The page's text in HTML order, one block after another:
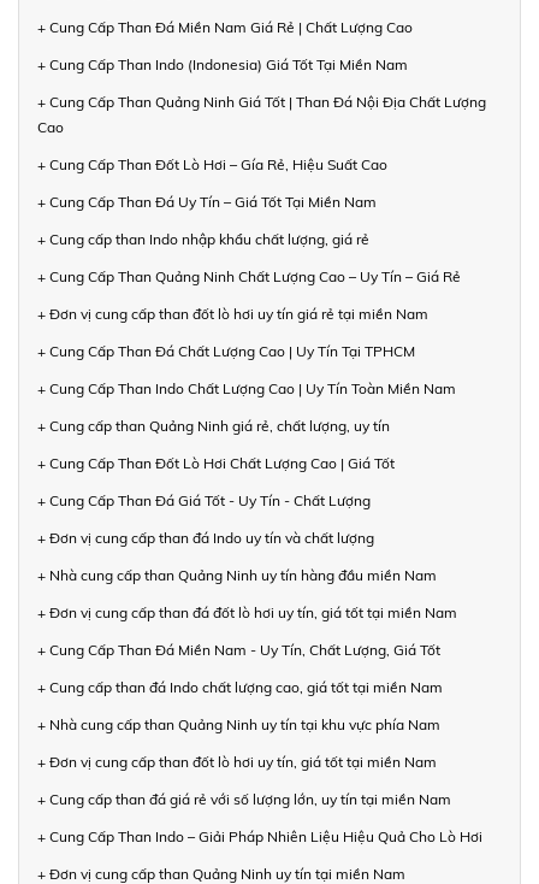
+ Cung Cấp Than Đá Miền Nam Giá Rẻ | Chất Lượng Cao
+ Cung Cấp Than Indo (Indonesia) Giá Tốt Tại Miền Nam
+ Cung Cấp Than Quảng Ninh Giá Tốt | Than Đá Nội Địa Chất Lượng
Cao
+ Cung Cấp Than Đốt Lò Hơi – Gía Rẻ, Hiệu Suất Cao
+ Cung Cấp Than Đá Uy Tín – Giá Tốt Tại Miền Nam
+ Cung cấp than Indo nhập khẩu chất lượng, giá rẻ
+ Cung Cấp Than Quảng Ninh Chất Lượng Cao – Uy Tín – Giá Rẻ
+ Đơn vị cung cấp than đốt lò hơi uy tín giá rẻ tại miền Nam
+ Cung Cấp Than Đá Chất Lượng Cao | Uy Tín Tại TPHCM
+ Cung Cấp Than Indo Chất Lượng Cao | Uy Tín Toàn Miền Nam
+ Cung cấp than Quảng Ninh giá rẻ, chất lượng, uy tín
+ Cung Cấp Than Đốt Lò Hơi Chất Lượng Cao | Giá Tốt
+ Cung Cấp Than Đá Giá Tốt - Uy Tín - Chất Lượng
+ Đơn vị cung cấp than đá Indo uy tín và chất lượng
+ Nhà cung cấp than Quảng Ninh uy tín hàng đầu miền Nam
+ Đơn vị cung cấp than đá đốt lò hơi uy tín, giá tốt tại miền Nam
+ Cung Cấp Than Đá Miền Nam - Uy Tín, Chất Lượng, Giá Tốt
+ Cung cấp than đá Indo chất lượng cao, giá tốt tại miền Nam
+ Nhà cung cấp than Quảng Ninh uy tín tại khu vực phía Nam
+ Đơn vị cung cấp than đốt lò hơi uy tín, giá tốt tại miền Nam
+ Cung cấp than đá giá rẻ với số lượng lớn, uy tín tại miền Nam
+ Cung Cấp Than Indo – Giải Pháp Nhiên Liệu Hiệu Quả Cho Lò Hơi
+ Đơn vị cung cấp than Quảng Ninh uy tín tại miền Nam